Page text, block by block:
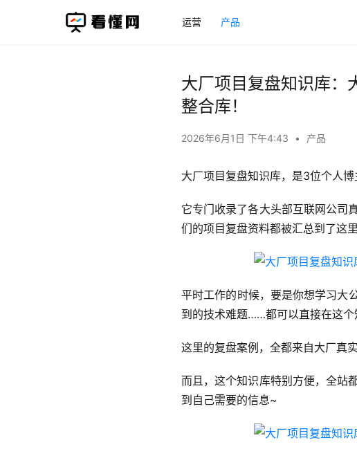
运营 产品
大厂项目复盘知识库
整合库！
2026年6月1日 下午4:43 • 产品
大厂项目复盘知识库，是3位个人博
它专门收录了各大头部互联网公司
们的项目复盘资料都被汇总到了这
平时工作的时候，要是你想学习大
到的技术难题……都可以直接在这个
这里的复盘案例，全都来自大厂真
而且，这个知识库特别方便，全站
到自己需要的信息~